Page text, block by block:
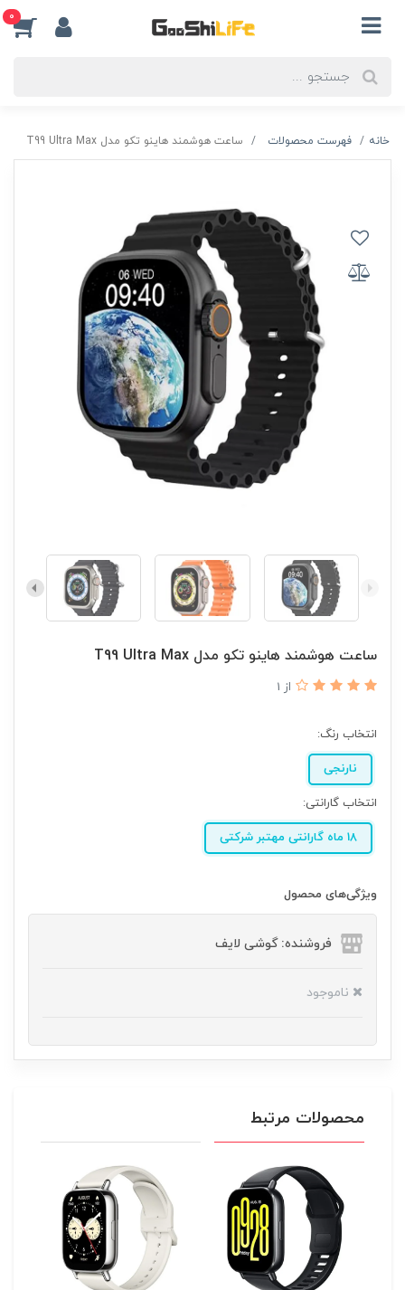
0
خانه فهرست محصولات ساعت هوشمند هاینو تکو مدل T99 Ultra Max
ساعت هوشمند هاینو تکو مدل T99 Ultra Max
از 1
انتخاب رنگ:
نارنجی
انتخاب گارانتی:
18 ماه گارانتی مهتبر شرکتی
ویژگی‌های محصول
فروشنده: گوشی لایف
ناموجود
محصولات مرتبط